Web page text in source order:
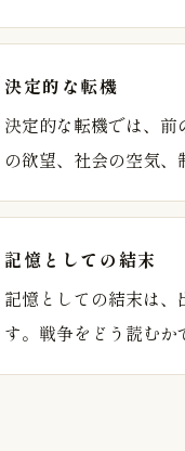
決定的な転機
決定的な転機では、
の欲望、社会の空気、
記憶としての結末
記憶としての結末は
す。戦争をどう読むか